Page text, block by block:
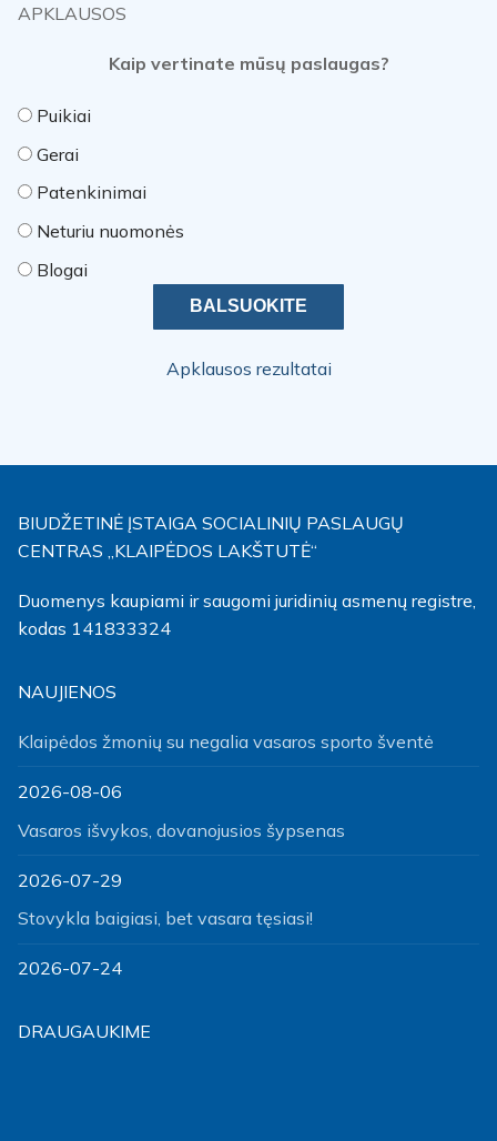
APKLAUSOS
Kaip vertinate mūsų paslaugas?
Puikiai
Gerai
Patenkinimai
Neturiu nuomonės
Blogai
Apklausos rezultatai
BIUDŽETINĖ ĮSTAIGA SOCIALINIŲ PASLAUGŲ
CENTRAS „KLAIPĖDOS LAKŠTUTĖ“
Duomenys kaupiami ir saugomi juridinių asmenų registre,
kodas 141833324
NAUJIENOS
Klaipėdos žmonių su negalia vasaros sporto šventė
2026-08-06
Vasaros išvykos, dovanojusios šypsenas
2026-07-29
Stovykla baigiasi, bet vasara tęsiasi!
2026-07-24
DRAUGAUKIME